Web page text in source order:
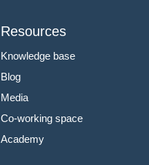
Resources
Knowledge base
Blog
Media
Co-working space
Academy